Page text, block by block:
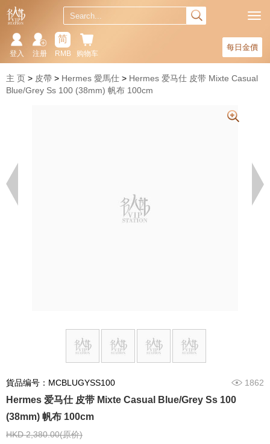
每日金價
购物车
简
RMB
注册
登入
主 页 皮帶 Hermes 愛馬仕
Hermes 爱马仕 皮带 Mixte Casual
Blue/Grey Ss 100 (38mm) 帆布 100cm
貨品编号：MCBLUGYSS100 1862
Hermes 爱马仕 皮带 Mixte Casual Blue/Grey Ss 100
(38mm) 帆布 100cm
HKD 2,380.00(原价)